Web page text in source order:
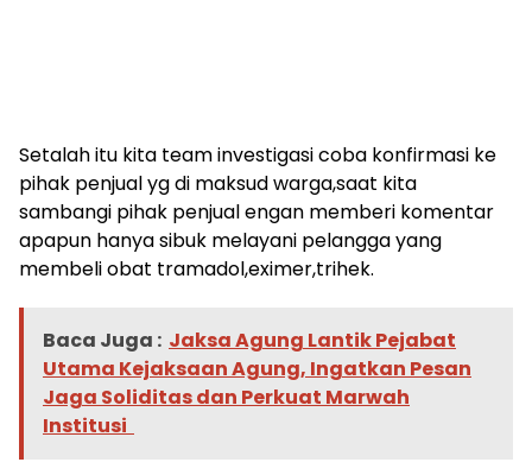
Setalah itu kita team investigasi coba konfirmasi ke
pihak penjual yg di maksud warga,saat kita
sambangi pihak penjual engan memberi komentar
apapun hanya sibuk melayani pelangga yang
membeli obat tramadol,eximer,trihek.
Baca Juga : Jaksa Agung Lantik Pejabat
Utama Kejaksaan Agung, Ingatkan Pesan
Jaga Soliditas dan Perkuat Marwah
Institusi